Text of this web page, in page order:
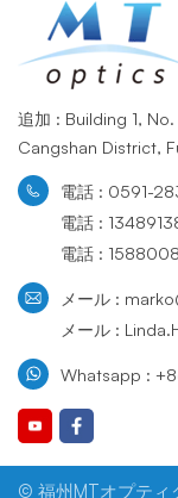
追加 : Building 1,
Cangshan District,
電話 : 0591-
電話 :
電話 :
メール :
メール :
Whatsapp :
© 福州MTオプティ